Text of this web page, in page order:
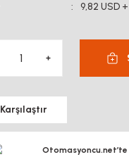
9,82 USD
Karşılaştır